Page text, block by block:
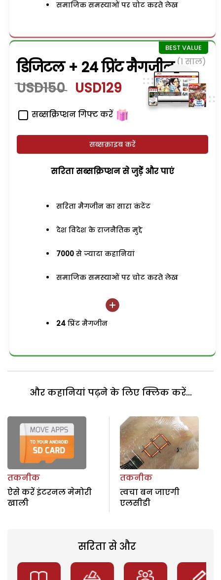
समाजिक समस्याओं पर चोट करते लेख
डिजिटल + 24 प्रिंट मैगजीन (1 साल)
USD150 USD129
सब्सक्रिप्शन गिफ्ट करें
सब्सक्राइब करें
सरिता सब्सक्रिप्शन से जुड़ेें और पाएं
सरिता मैगजीन का सारा कंटेंट
देश विदेश के राजनैतिक मुद्दे
7000 से ज्यादा कहानियां
समाजिक समस्याओं पर चोट करते लेख
24 प्रिंट मैगजीन
और कहानियां पढ़ने के लिए क्लिक करें...
तकनीक
ऐसे करें इंटरनल मेमोरी
खाली
तकनीक
त्वचा बन जाएगी
एलसीडी
सरिता से और